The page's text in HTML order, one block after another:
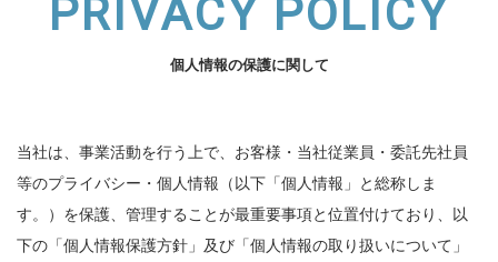
PRIVACY POLICY
個人情報の保護に関して
当社は、事業活動を行う上で、お客様・当社従業員・委託先社員
等のプライバシー・個人情報（以下「個人情報」と総称しま
す。）を保護、管理することが最重要事項と位置付けており、以
下の「個人情報保護方針」及び「個人情報の取り扱いについて」